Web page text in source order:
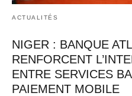
ACTUALITÉS
NIGER : BANQUE
RENFORCENT
ENTRE SERVICES
PAIEMENT MOBILE